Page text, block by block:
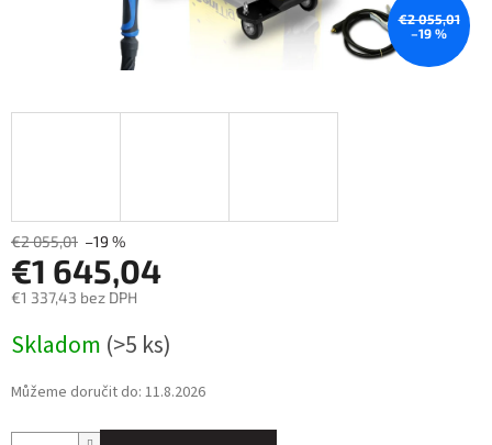
€2 055,01
–19 %
€2 055,01 –19 %
€1 645,04
€1 337,43 bez DPH
cena:
Skladom (>5 ks)
Můžeme doručit do: 11.8.2026